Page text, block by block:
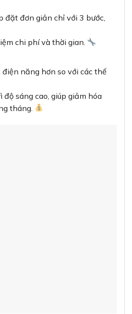
đặt đơn giản chỉ với 3 bước,
chi phí và thời gian.
điện năng hơn so với các thế
độ sáng cao, giúp giảm hóa
tháng.